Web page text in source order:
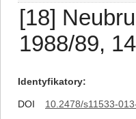
[18]
1988/89,
Identyfikatory
DOI
10.2478/s11533-